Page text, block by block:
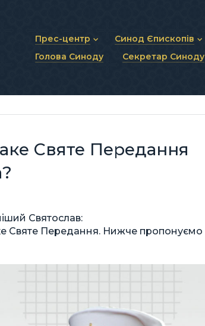
Прес-центр
Новини та анонси
Синод Єпископів
Статут Синоду
Синодальні органи
Голова Синоду Секретар Синоду
Святе Передання
Святослав:
Святе Передання. Нижче пропонуємо